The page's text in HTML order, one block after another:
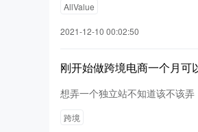
AllValue
2021-12-10 00:02:50
刚开始做跨境电商一个月可
想弄一个独立站不知道该不该弄
跨境